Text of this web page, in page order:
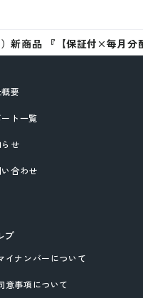
）新商品 『【保証付×毎月
要
ート一覧
せ
合わせ
プ
イナンバーについて
意事項について
す。
ん